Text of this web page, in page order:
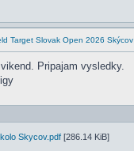
Target Slovak Open 2026 Skýcov
Pripajam vysledky.
Skycov.pdf [286.14 KiB]